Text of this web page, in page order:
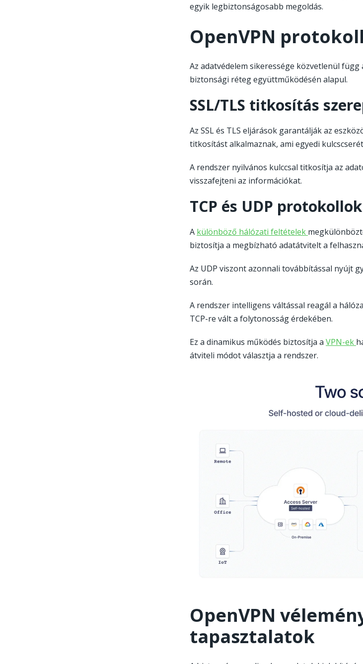
egyik legbiztonságosabb megoldás.
OpenVPN
Az adatvédelem sikeressége közvetlenül
biztonsági réteg együttműködésén alapul.
SSL/TLS titkosítás
Az SSL és TLS eljárások garantálják az
titkosítást alkalmaznak, ami egyedi
A rendszer nyilvános kulccsal titkosítja az
visszafejteni az információkat.
TCP és UDP
A különböző hálózati feltételek -
Go
biztosítja a megbízható adatátvitelt a
Az UDP viszont azonnali továbbítással nyújt
során.
A rendszer intelligens váltással reagál a
TCP-re vált a folytonosság érdekében.
Ez a dinamikus működés biztosítja a VPN-ek -
átviteli módot választja a rendszer.
OpenVPN
tapasztalatok